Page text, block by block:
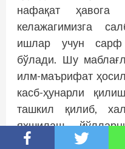
нафақат ҳавога
келажагимизга
ишлар учун сарф
бўлади. Шу
илм-маърифат
касб-ҳунарли
ташкил қилиб,
яхшилаш,
бечораларга